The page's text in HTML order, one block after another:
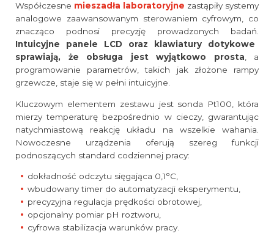
Współczesne mieszadła laboratoryjne zastąpiły systemy
analogowe zaawansowanym sterowaniem cyfrowym, co
znacząco podnosi precyzję prowadzonych badań.
Intuicyjne panele LCD oraz klawiatury dotykowe
sprawiają, że obsługa jest wyjątkowo prosta, a
programowanie parametrów, takich jak złożone rampy
grzewcze, staje się w pełni intuicyjne.
Kluczowym elementem zestawu jest sonda Pt100, która
mierzy temperaturę bezpośrednio w cieczy, gwarantując
natychmiastową reakcję układu na wszelkie wahania.
Nowoczesne urządzenia oferują szereg funkcji
podnoszących standard codziennej pracy:
dokładność odczytu sięgająca 0,1°C,
wbudowany timer do automatyzacji eksperymentu,
precyzyjna regulacja prędkości obrotowej,
opcjonalny pomiar pH roztworu,
cyfrowa stabilizacja warunków pracy.